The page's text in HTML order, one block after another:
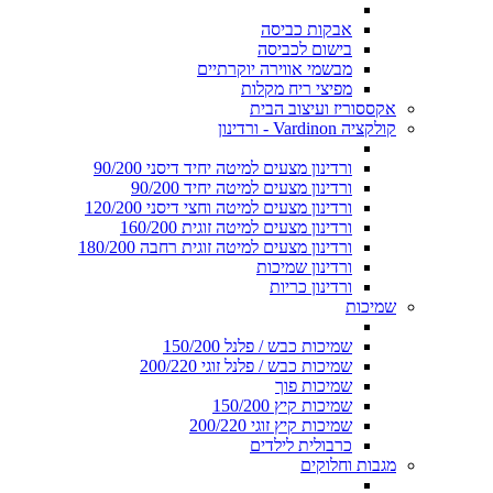
אבקות כביסה
בישום לכביסה
מבשמי אווירה יוקרתיים
מפיצי ריח מקלות
אקססוריז ועיצוב הבית
קולקציה Vardinon - ורדינון
ורדינון מצעים למיטה יחיד דיסני 90/200
ורדינון מצעים למיטה יחיד 90/200
ורדינון מצעים למיטה וחצי דיסני 120/200
ורדינון מצעים למיטה זוגית 160/200
ורדינון מצעים למיטה זוגית רחבה 180/200
ורדינון שמיכות
ורדינון כריות
שמיכות
שמיכות כבש / פלנל 150/200
שמיכות כבש / פלנל זוגי 200/220
שמיכות פוך
שמיכות קיץ 150/200
שמיכות קיץ זוגי 200/220
כרבולית לילדים
מגבות וחלוקים